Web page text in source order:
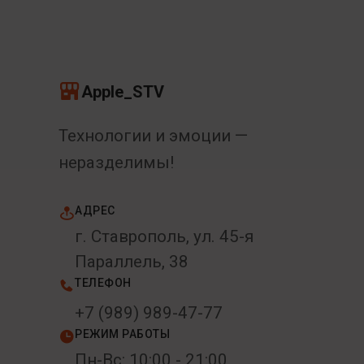
Apple_STV
Технологии и эмоции —
неразделимы!
АДРЕС
г. Ставрополь, ул. 45-я
Параллель, 38
ТЕЛЕФОН
+7 (989) 989-47-77
РЕЖИМ РАБОТЫ
Пн-Вс: 10:00 - 21:00